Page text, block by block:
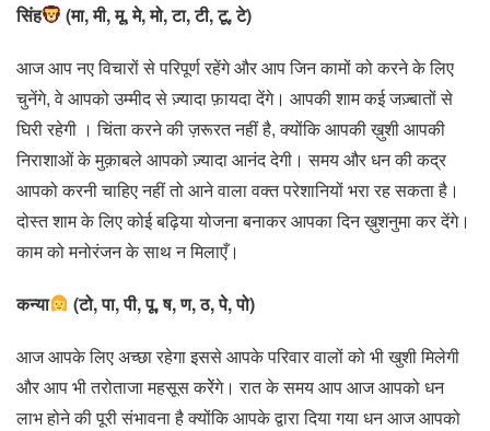
सिंह (मा, मी, मू, मे, मो, टा, टी, टू, टे)
आज आप नए विचारों से परिपूर्ण रहेंगे और आप जिन कामों को करने के लिए
चुनेंगे, वे आपको उम्मीद से ज़्यादा फ़ायदा देंगे। आपकी शाम कई जज़्बातों से
घिरी रहेगी । चिंता करने की ज़रूरत नहीं है, क्योंकि आपकी ख़ुशी आपकी
निराशाओं के मुक़ाबले आपको ज़्यादा आनंद देगी। समय और धन की कद्र
आपको करनी चाहिए नहीं तो आने वाला वक्त परेशानियों भरा रह सकता है।
दोस्त शाम के लिए कोई बढ़िया योजना बनाकर आपका दिन ख़ुशनुमा कर देंगे।
काम को मनोरंजन के साथ न मिलाएँ।
कन्या (टो, पा, पी, पू, ष, ण, ठ, पे, पो)
आज आपके लिए अच्छा रहेगा इससे आपके परिवार वालों को भी खुशी मिलेगी
और आप भी तरोताजा महसूस करेेंगे। रात के समय आप आज आपको धन
लाभ होने की पूरी संभावना है क्योंकि आपके द्वारा दिया गया धन आज आपको